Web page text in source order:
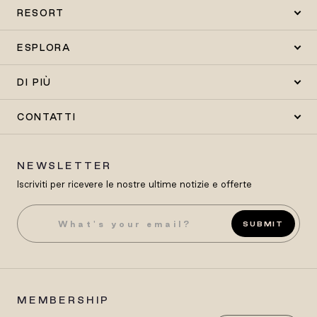
RESORT
ESPLORA
DI PIÙ
CONTATTI
NEWSLETTER
Iscriviti per ricevere le nostre ultime notizie e offerte
SUBMIT
MEMBERSHIP